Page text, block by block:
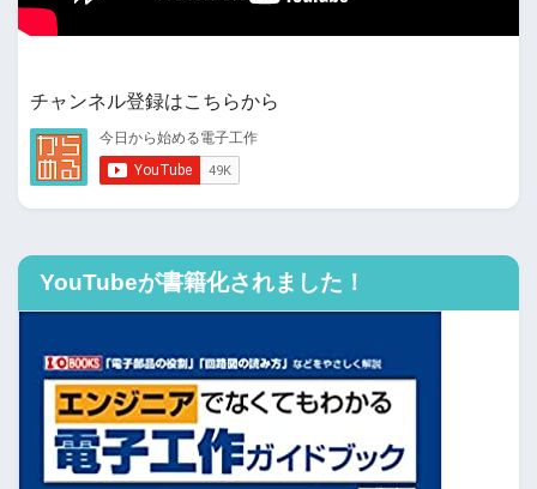
チャンネル登録はこちらから
YouTubeが書籍化されました！